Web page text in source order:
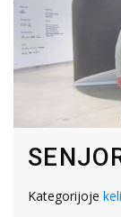
Kategorijoje